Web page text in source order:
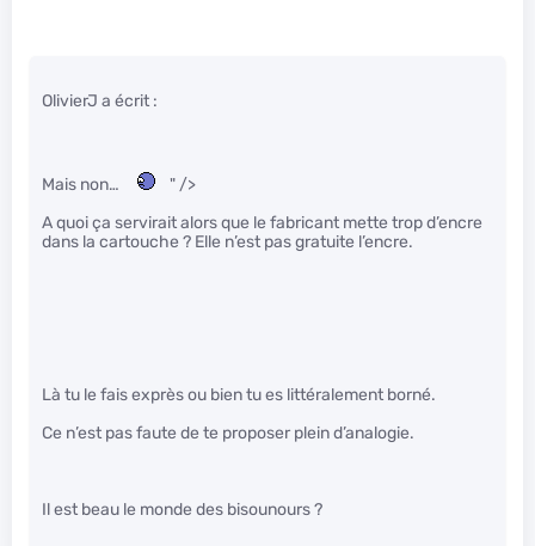
OlivierJ a écrit :
Mais non…
" />
A quoi ça servirait alors que le fabricant mette trop d’encre
dans la cartouche ? Elle n’est pas gratuite l’encre.
Là tu le fais exprès ou bien tu es littéralement borné.
Ce n’est pas faute de te proposer plein d’analogie.
Il est beau le monde des bisounours ?